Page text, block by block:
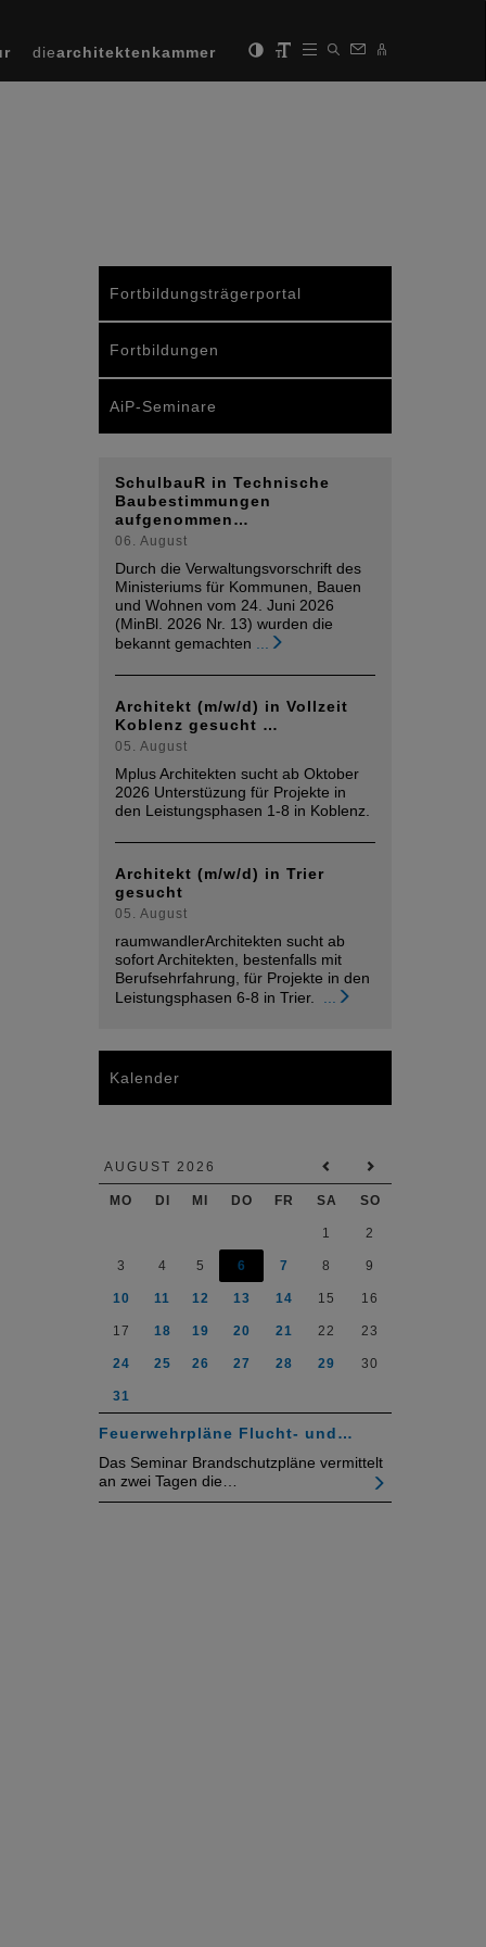
diearchitektenkammer
Fortbildungsträgerportal
Fortbildungen
AiP-Seminare
SchulbauR in Technische
Baubestimmungen
aufgenommen…
06. August
Durch die Verwaltungsvorschrift des
Ministeriums für Kommunen, Bauen
und Wohnen vom 24. Juni 2026
(MinBl. 2026 Nr. 13) wurden die
bekannt gemachten
Architekt (m/w/d) in Vollzeit
Koblenz gesucht …
05. August
Mplus Architekten sucht ab Oktober
2026 Unterstüzung für Projekte in
den Leistungsphasen 1-8 in Koblenz.
Architekt (m/w/d) in Trier
gesucht
05. August
raumwandlerArchitekten sucht ab
sofort Architekten, bestenfalls mit
Berufsehrfahrung, für Projekte in den
Leistungsphasen 6-8 in Trier.
Kalender
AUGUST 2026
MO DI MI DO FR SA SO
1 2
3 4 5 6 7 8 9
10 11 12 13 14 15 16
17 18 19 20 21 22 23
24 25 26 27 28 29 30
31
Feuerwehrpläne Flucht- und…
Das Seminar Brandschutzpläne vermittelt
an zwei Tagen die…